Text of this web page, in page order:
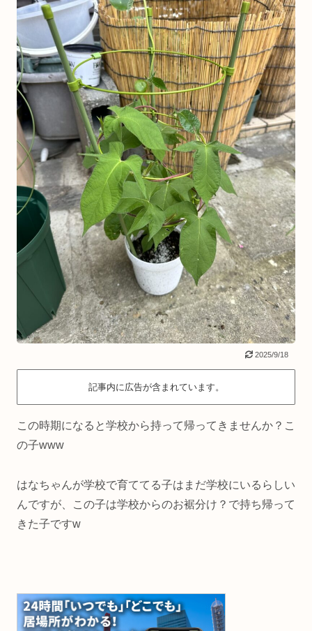
2025/9/18
記事内に広告が含まれています。
この時期になると学校から持って帰ってきませんか？こ
の子www
はなちゃんが学校で育ててる子はまだ学校にいるらしい
んですが、この子は学校からのお裾分け？で持ち帰って
きた子ですw